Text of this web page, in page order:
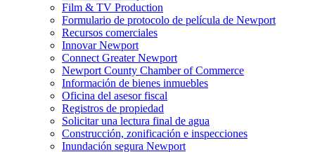
Film & TV Production
Formulario de protocolo de película de Newport
Recursos comerciales
Innovar Newport
Connect Greater Newport
Newport County Chamber of Commerce
Información de bienes inmuebles
Oficina del asesor fiscal
Registros de propiedad
Solicitar una lectura final de agua
Construcción, zonificación e inspecciones
Inundación segura Newport